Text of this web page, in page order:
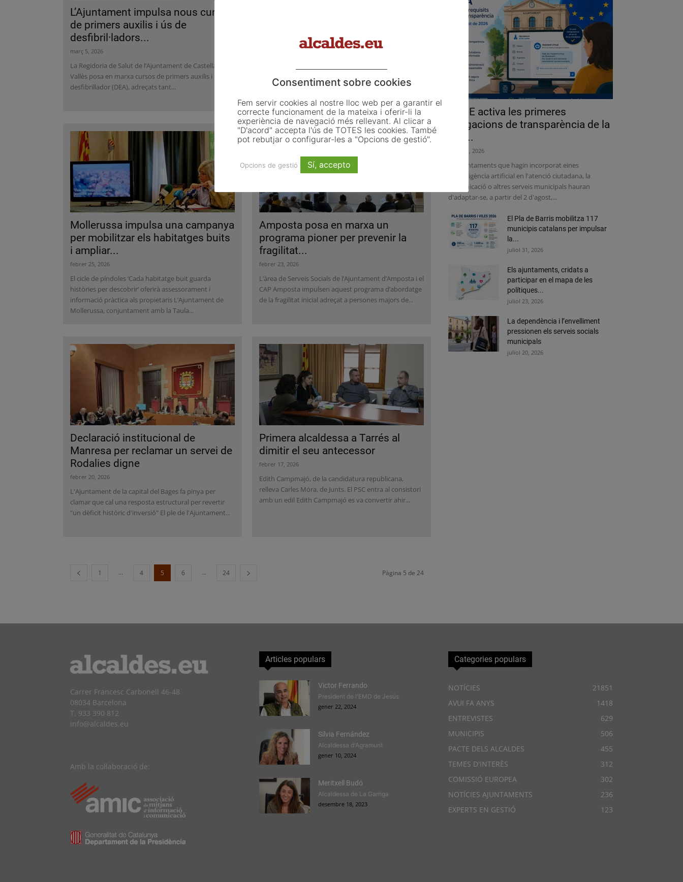
L’Ajuntament impulsa nous cursos
de primers auxilis i ús de
desfibril·ladors...
març 5, 2026
La Regidoria de Salut de l’Ajuntament de Castellar del
Vallès posa en marxa cursos de primers auxilis i ús del
desfibril·lador (DEA), adreçats tant...
empadronada pot plantejar inversions amb una
partida de fins a 100.000 euros a través d'un pla de
participació Fins al...
Mollerussa impulsa una campanya
per mobilitzar els habitatges buits
i ampliar...
febrer 25, 2026
El cicle de píndoles ‘Cada habitatge buit guarda
històries per descobrir’ oferirà assessorament i
informació pràctica als propietaris L’Ajuntament de
Mollerussa, conjuntament amb la Taula...
Amposta posa en marxa un
programa pioner per prevenir la
fragilitat...
febrer 23, 2026
L’àrea de Serveis Socials de l’Ajuntament d’Amposta i el
CAP Amposta impulsen aquest programa d’abordatge
de la fragilitat inicial adreçat a persones majors de...
Declaració institucional de
Manresa per reclamar un servei de
Rodalies digne
febrer 20, 2026
L'Ajuntament de la capital del Bages fa pinya per
clamar que cal una resposta estructural per revertir
"un dèficit històric d'inversió" El ple de l'Ajuntament...
Primera alcaldessa a Tarrés al
dimitir el seu antecessor
febrer 17, 2026
Edith Campmajó, de la candidatura republicana,
relleva Carles Móra, de Junts. El PSC entra al consistori
amb un edil Edith Campmajó es va convertir ahir...
1 ... 4 5 6 ... 24 Pàgina 5 de 24
La UE activa les primeres
obligacions de transparència de la
Llei...
juliol 31, 2026
Els ajuntaments que hagin incorporat eines
d'intel·ligència artificial en l'atenció ciutadana, la
comunicació o altres serveis municipals hauran
d'adaptar-se, a partir del 2 d'agost,...
El Pla de Barris mobilitza 117
municipis catalans per impulsar
la...
juliol 31, 2026
Els ajuntaments, cridats a
participar en el mapa de les
polítiques...
juliol 23, 2026
La dependència i l’envelliment
pressionen els serveis socials
municipals
juliol 20, 2026
Carrer Francesc Carbonell 46-48
08034 Barcelona
T. 933 390 812
info@alcaldes.eu
Amb la col·laboració de:
Articles populars
Victor Ferrando
President de l'EMD de Jesús
gener 22, 2024
Sílvia Fernández
Alcaldessa d'Agramunt
gener 10, 2024
Meritxell Budó
Alcaldessa de La Garriga
desembre 18, 2023
Categories populars
NOTÍCIES
21851
AVUI FA ANYS
1418
ENTREVISTES
629
MUNICIPIS
506
PACTE DELS ALCALDES
455
TEMES D'INTERÈS
312
COMISSIÓ EUROPEA
302
NOTÍCIES AJUNTAMENTS
236
EXPERTS EN GESTIÓ
123
Consentiment sobre cookies
Fem servir cookies al nostre lloc web per a garantir el
correcte funcionament de la mateixa i oferir-li la
experiència de navegació més rellevant. Al clicar a
"D'acord" accepta l'ús de TOTES les cookies. També
pot rebutjar o configurar-les a "Opcions de gestió".
Opcions de gestió Sí, accepto